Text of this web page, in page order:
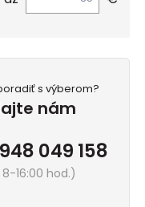
s výberom?
nám
049 158
16:00 hod.)